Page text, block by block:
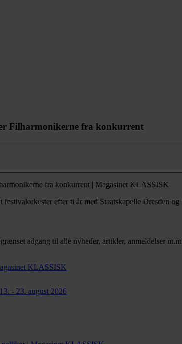
Filharmonikerne fra konkurrent
festivalorkester efter ti år med Staatskapelle Dresden
adgang til alle nyheder, artikler, anmeldelser